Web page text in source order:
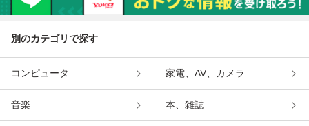
別のカテゴリで探す
コンピュータ 家電、AV、カメラ
音楽 本、雑誌